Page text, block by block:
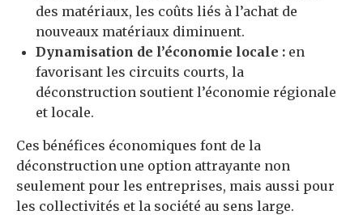
des matériaux, les coûts liés à l’achat de
nouveaux matériaux diminuent.
Dynamisation de l’économie locale : en
favorisant les circuits courts, la
déconstruction soutient l’économie régionale
et locale.
Ces bénéfices économiques font de la
déconstruction une option attrayante non
seulement pour les entreprises, mais aussi pour
les collectivités et la société au sens large.